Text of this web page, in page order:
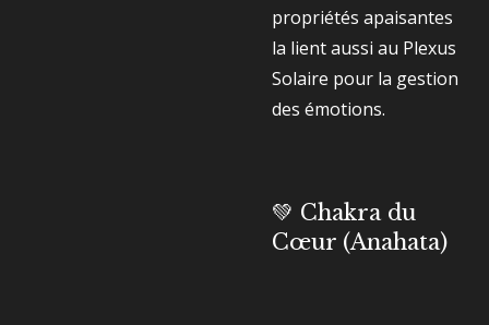
propriétés apaisantes
la lient aussi au Plexus
Solaire pour la gestion
des émotions.
💚 Chakra du
Cœur (Anahata)